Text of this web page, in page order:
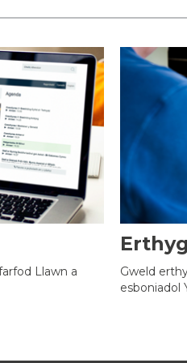
Llawn a
Gweld
esboniadol